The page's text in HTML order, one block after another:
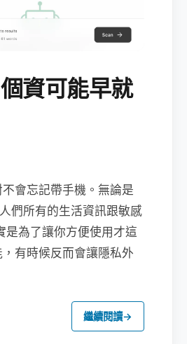
資可能早就
會忘記帶手機。無論是
們所有的生活資訊跟敏感
是為了讓你方便使用才這
有時候反而會讓隱私外
繼續閱讀→